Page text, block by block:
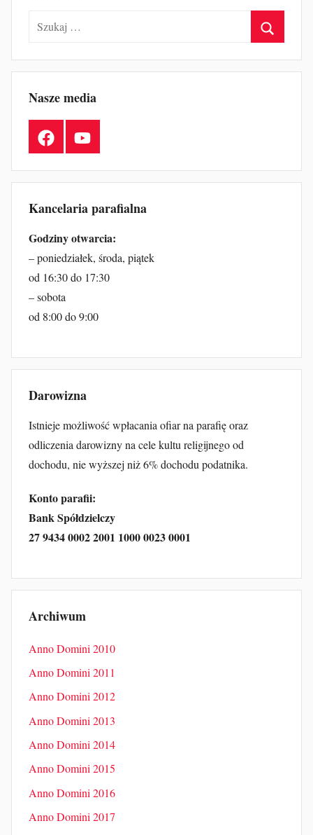
Szukaj:
Nasze media
FacebookYouTube
Kancelaria parafialna
Godziny otwarcia:
– poniedziałek, środa, piątek
od 16:30 do 17:30
– sobota
od 8:00 do 9:00
Darowizna
Istnieje możliwość wpłacania ofiar na parafię oraz
odliczenia darowizny na cele kultu religijnego od
dochodu, nie wyższej niż 6% dochodu podatnika.
Konto parafii:
Bank Spółdzielczy
27 9434 0002 2001 1000 0023 0001
Archiwum
Anno Domini 2010
Anno Domini 2011
Anno Domini 2012
Anno Domini 2013
Anno Domini 2014
Anno Domini 2015
Anno Domini 2016
Anno Domini 2017